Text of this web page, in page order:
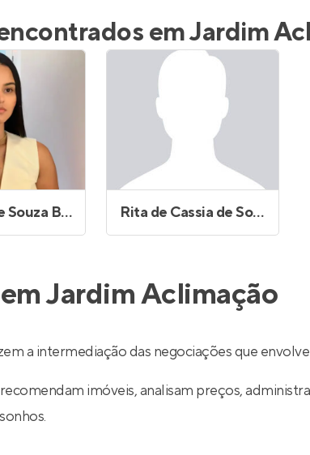
Entrar no Apto
em Jardim
Pamelariele Souza Bonfim de Carvalho Rita de Cassia de Souza Oliveira
Jardim Aclimação
a intermediação das negociações que
imóveis, analisam preços,